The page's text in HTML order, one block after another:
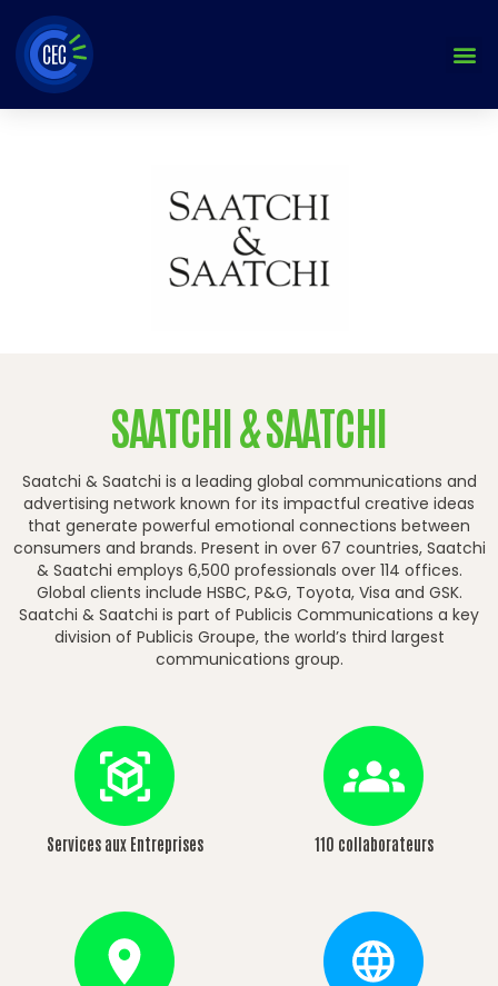
Aller
au
contenu
SAATCHI & SAATCHI
Saatchi & Saatchi is a leading global communications and
advertising network known for its impactful creative ideas
that generate powerful emotional connections between
consumers and brands. Present in over 67 countries, Saatchi
& Saatchi employs 6,500 professionals over 114 offices.
Global clients include HSBC, P&G, Toyota, Visa and GSK.
Saatchi & Saatchi is part of Publicis Communications a key
division of Publicis Groupe, the world’s third largest
communications group.
Services aux Entreprises 110 collaborateurs